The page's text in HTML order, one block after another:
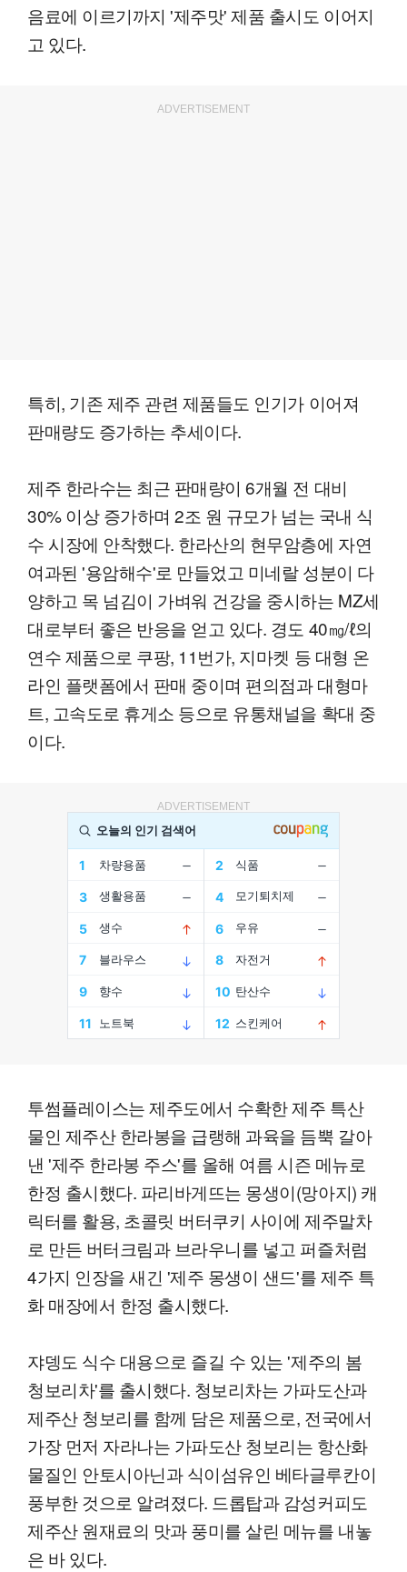
음료에 이르기까지 '제주맛' 제품 출시도 이어지
고 있다.
ADVERTISEMENT
특히, 기존 제주 관련 제품들도 인기가 이어져
판매량도 증가하는 추세이다.
제주 한라수는 최근 판매량이 6개월 전 대비
30% 이상 증가하며 2조 원 규모가 넘는 국내 식
수 시장에 안착했다. 한라산의 현무암층에 자연
여과된 '용암해수'로 만들었고 미네랄 성분이 다
양하고 목 넘김이 가벼워 건강을 중시하는 MZ세
대로부터 좋은 반응을 얻고 있다. 경도 40㎎/ℓ의
연수 제품으로 쿠팡, 11번가, 지마켓 등 대형 온
라인 플랫폼에서 판매 중이며 편의점과 대형마
트, 고속도로 휴게소 등으로 유통채널을 확대 중
이다.
ADVERTISEMENT
투썸플레이스는 제주도에서 수확한 제주 특산
물인 제주산 한라봉을 급랭해 과육을 듬뿍 갈아
낸 '제주 한라봉 주스'를 올해 여름 시즌 메뉴로
한정 출시했다. 파리바게뜨는 몽생이(망아지) 캐
릭터를 활용, 초콜릿 버터쿠키 사이에 제주말차
로 만든 버터크림과 브라우니를 넣고 퍼즐처럼
4가지 인장을 새긴 '제주 몽생이 샌드'를 제주 특
화 매장에서 한정 출시했다.
쟈뎅도 식수 대용으로 즐길 수 있는 '제주의 봄
청보리차'를 출시했다. 청보리차는 가파도산과
제주산 청보리를 함께 담은 제품으로, 전국에서
가장 먼저 자라나는 가파도산 청보리는 항산화
물질인 안토시아닌과 식이섬유인 베타글루칸이
풍부한 것으로 알려졌다. 드롭탑과 감성커피도
제주산 원재료의 맛과 풍미를 살린 메뉴를 내놓
은 바 있다.